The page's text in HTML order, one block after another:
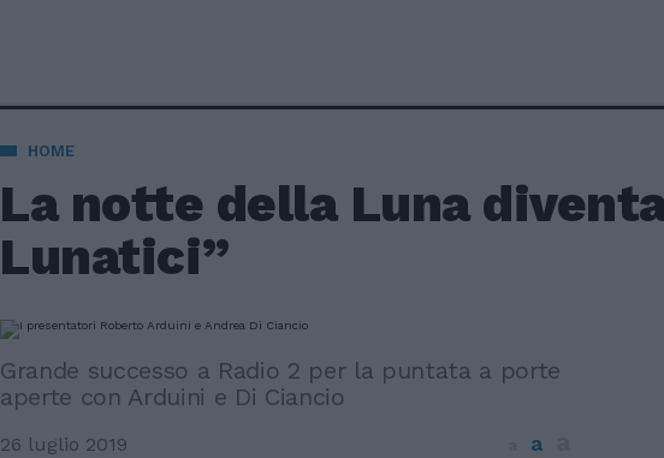
HOME
La notte della Luna
Lunatici”
Grande successo a Radio 2 per la puntata a porte
aperte con Arduini e Di Ciancio
26 luglio 2019 a